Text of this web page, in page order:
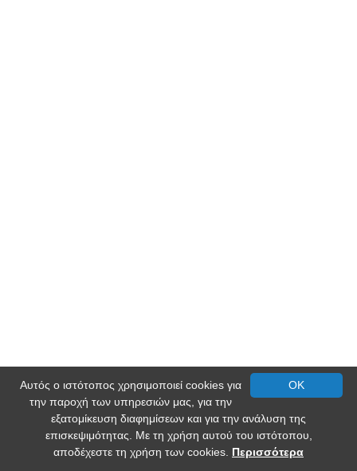
OK
Αυτός ο ιστότοπος χρησιμοποιεί cookies για
την παροχή των υπηρεσιών μας, για την
εξατομίκευση διαφημίσεων και για την ανάλυση της
επισκεψιμότητας. Με τη χρήση αυτού του ιστότοπου,
αποδέχεστε τη χρήση των cookies. Περισσότερα